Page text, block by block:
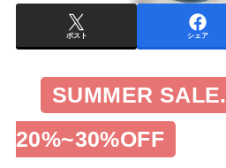
ポスト シェア
SUMMER SALE.
20%~30%OFF